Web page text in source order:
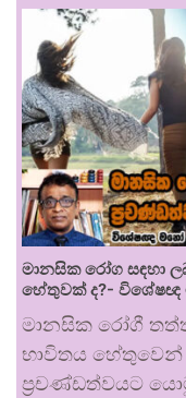
මානසික රෝග සඳහා
හේතුවක් ද?-
මානසික රෝගී
භාවිතය
ප්‍රචණ්ඩත්වයට